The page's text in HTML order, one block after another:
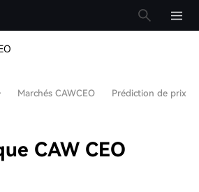
Marchés CAWCEO Prédiction de prix
CAW CEO